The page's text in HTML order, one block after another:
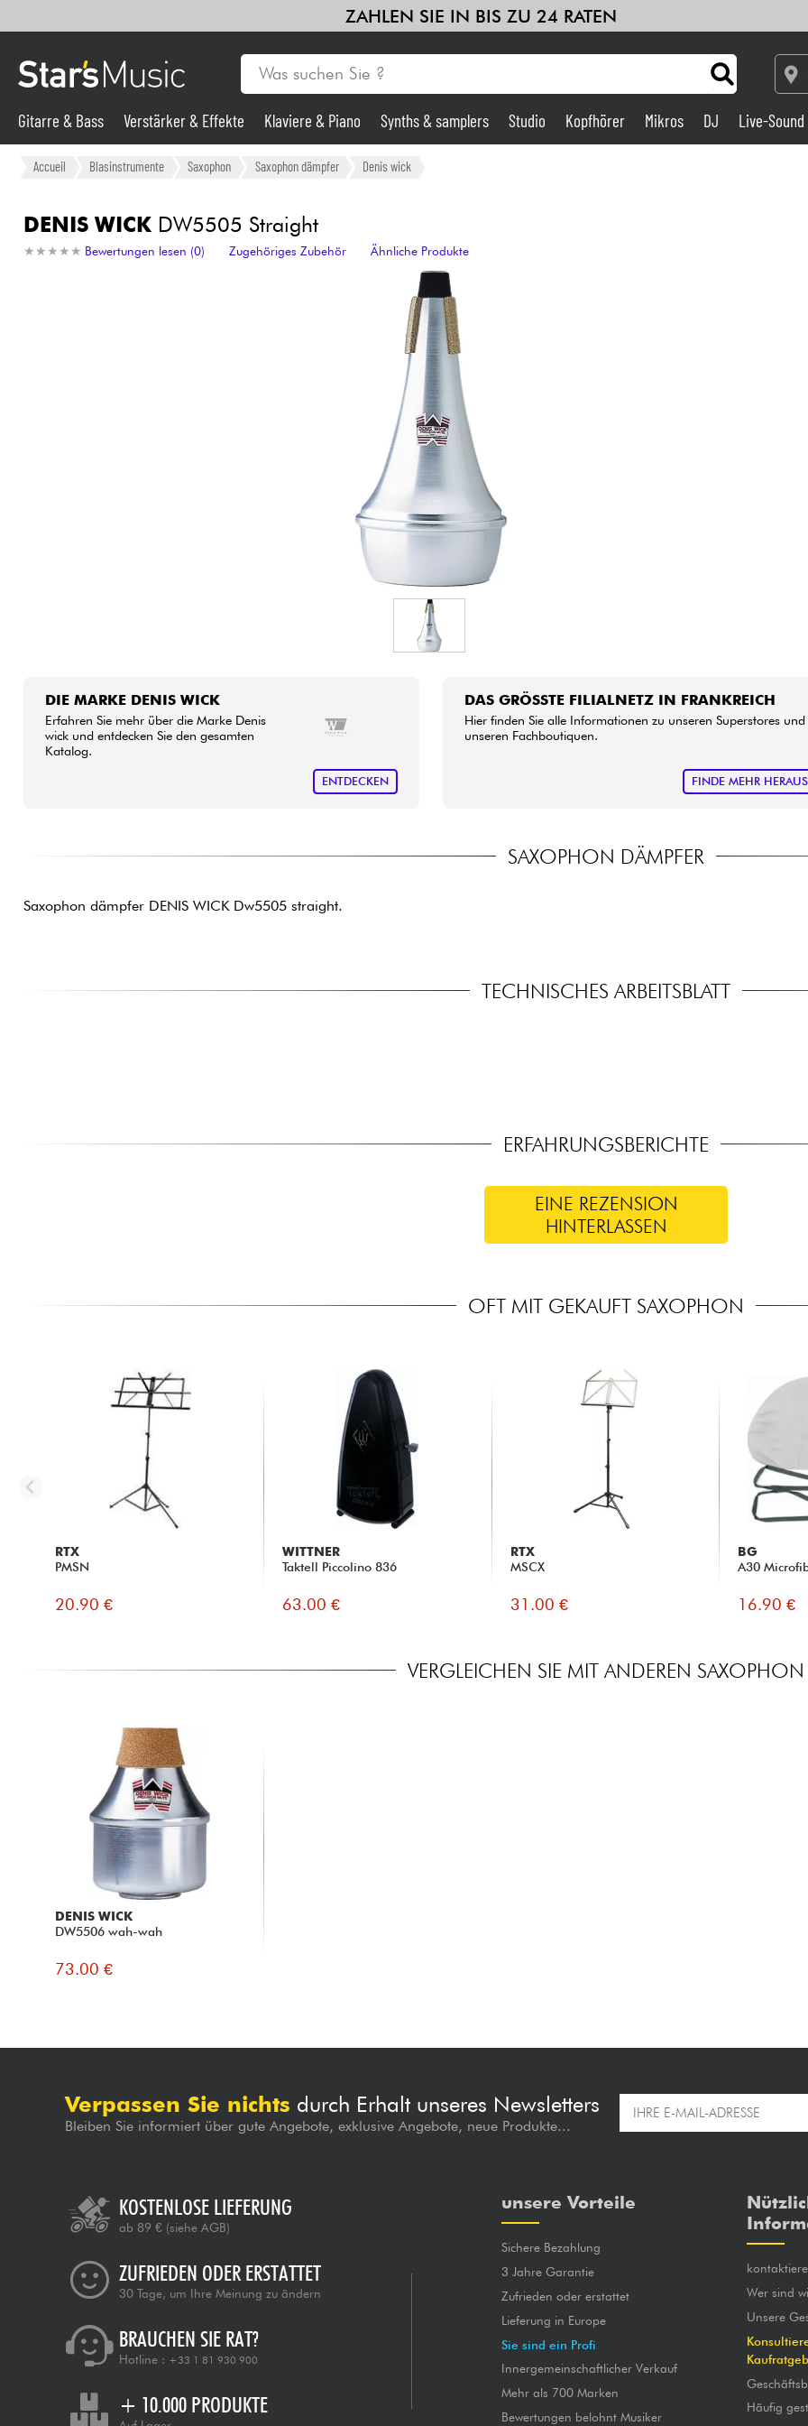
ZAHLEN SIE IN BIS ZU 24 RATEN
Gitarre & Bass
Synths & samplers
Gitarre & Bass Verstärker & Effekte Klaviere & Piano Synths & samplers Studio Kopfhörer Mikros DJ Live-Sound
Accueil Blasinstrumente Saxophon Saxophon dämpfer Denis wick
DENIS WICKDW5505 Straight
★ ★ ★ ★ ★
★ ★ ★ ★ ★ Bewertungen lesen (0) Zugehöriges Zubehör Ähnliche Produkte
DIE MARKE DENIS WICK
Erfahren Sie mehr über die Marke Denis
wick und entdecken Sie den gesamten
Katalog.
ENTDECKEN
DAS GRÖSSTE FILIALNETZ IN FRANKREICH
Hier finden Sie alle Informationen zu unseren Superstores und
unseren Fachboutiquen.
FINDE MEHR HERAUS
SAXOPHON DÄMPFER
Saxophon dämpfer DENIS WICK Dw5505 straight.
TECHNISCHES ARBEITSBLATT
ERFAHRUNGSBERICHTE
EINE REZENSION
HINTERLASSEN
OFT MIT GEKAUFT SAXOPHON
RTX
PMSN
20.90 €
WITTNER
Taktell Piccolino 836
63.00 €
RTX
MSCX
31.00 €
BG
A30
16.90 €
VERGLEICHEN SIE MIT ANDEREN SAXOPHON
DENIS WICK
DW5506 wah-wah
73.00 €
Verpassen Sie nichts durch Erhalt unseres Newsletters
Bleiben Sie informiert über gute Angebote, exklusive Angebote, neue Produkte...
KOSTENLOSE LIEFERUNG
ab 89 € (siehe AGB)
ZUFRIEDEN ODER ERSTATTET
30 Tage, um Ihre Meinung zu ändern
BRAUCHEN SIE RAT?
Hotline : +33 1 81 930 900
+ 10.000 PRODUKTE
unsere Vorteile
Sichere Bezahlung
3 Jahre Garantie
Zufrieden oder erstattet
Lieferung in Europe
Sie sind ein Profi
Innergemeinschaftlicher Verkauf
Mehr als 700 Marken
Bewertungen belohnt Musiker
Wer sind
Unsere
Häufig